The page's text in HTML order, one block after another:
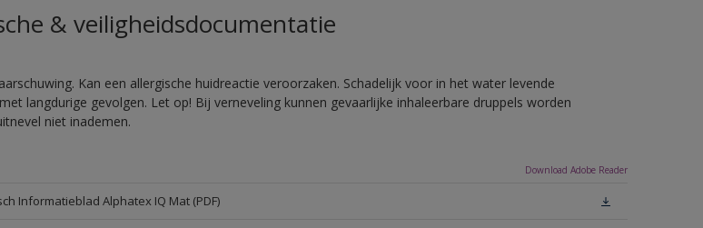
& veiligheidsdocumentatie
Kan een allergische huidreactie veroorzaken. Schadelijk voor in het water levende
langdurige gevolgen. Let op! Bij verneveling kunnen gevaarlijke inhaleerbare druppels worden
niet inademen.
Download Adobe Reader
Informatieblad Alphatex IQ Mat (PDF)